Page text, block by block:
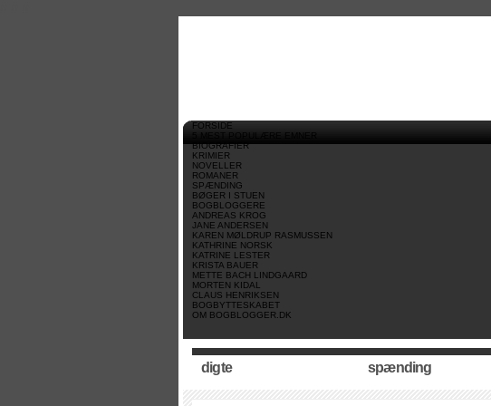
FORSIDE
5 MEST POPULÆRE EMNER
BIOGRAFIER
KRIMIER
NOVELLER
ROMANER
SPÆNDING
BØGER I STUEN
BOGBLOGGERE
ANDREAS KROG
JANE ANDERSEN
KAREN MØLDRUP RASMUSSEN
KATHRINE NORSK
KATRINE LESTER
KRISTA BAUER
METTE BACH LINDGAARD
MORTEN KIDAL
CLAUS HENRIKSEN
BOGBYTTESKABET
OM BOGBLOGGER.DK
digte spænding